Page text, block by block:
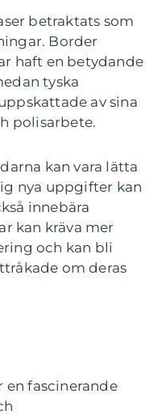
betraktats som
Border
haft en betydande
tyska
av sina
polisarbete.
kan vara lätta
nya uppgifter kan
innebära
kan kräva mer
och kan bli
om deras
en fascinerande